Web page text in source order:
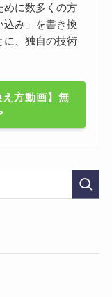
めに数多くの方
込み」を書き換
に、独自の技術
方動画】無